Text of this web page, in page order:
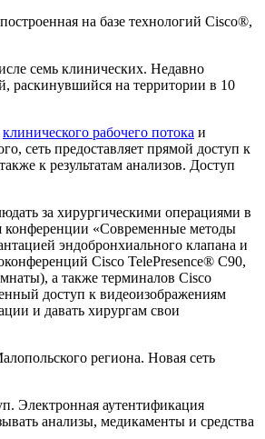
на базе технологий Cisco®,
семь клинических. Недавно
раскинувшийся на территории в 10
клинического рабочего потока и
сеть предоставляет прямой доступ к
к результатам анализов. Доступ
за хирургическими операциями в
конференции «Современные методы
эндобронхиального клапана и
Cisco TelePresence® C90,
а также терминалов Cisco
доступ к видеоизображениям
и давать хирургам свои
региона. Новая сеть
Электронная аутентификация
анализы, медикаменты и средства